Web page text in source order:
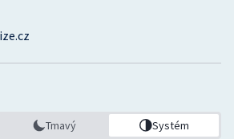
Tmavý Systém